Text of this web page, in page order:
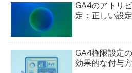
GA4のアトリ
定：正しい設
GA4権限設定
効果的な付与